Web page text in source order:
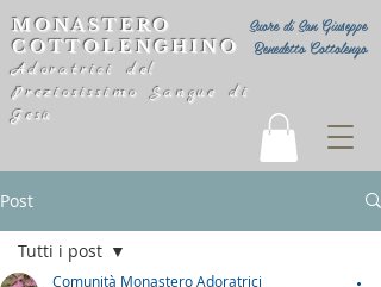
Suore di San Giuseppe
Benedetto Cottolengo
MONASTERO
COTTOLENGHINO
Adoratrici del
Preziosissimo Sangue di
Gesù
Post
Tutti i post
Comunità Monastero Adoratrici